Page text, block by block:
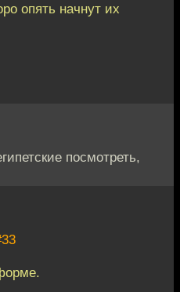
опять начнут их
посмотреть,